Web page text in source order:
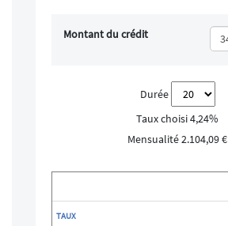
Montant du crédit
Durée
Taux choisi4,24%
Mensualité2.104,09 €